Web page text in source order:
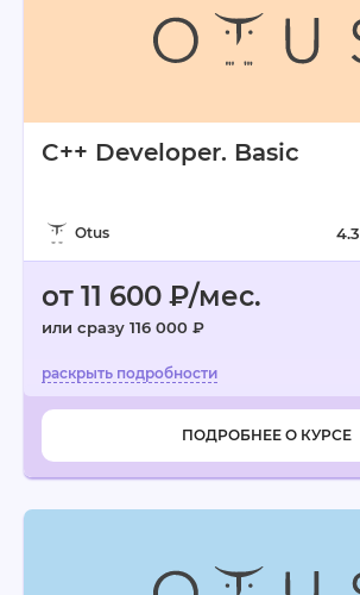
C++ Developer. Basic
Otus 4.3
от 11 600 ₽/мес.
или сразу 116 000 ₽
ПОДРОБНЕЕ О КУРСЕ